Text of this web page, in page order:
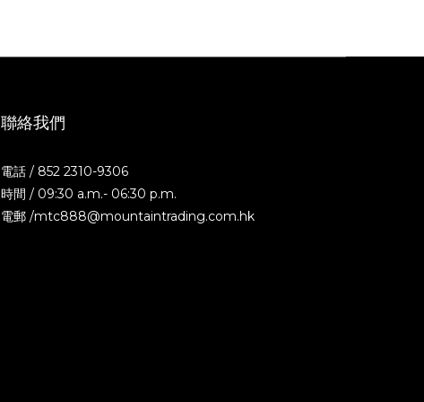
聯絡我們
電話 / 852 2310-9306
時間 / 09:30 a.m.- 06:30 p.m.
電郵 /mtc888@mountaintrading.com.hk